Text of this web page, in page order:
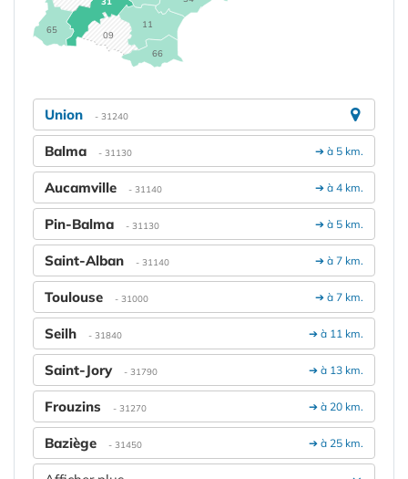
09
11
65
66
Union - 31240
➔ à 5 km.
Balma - 31130
➔ à 4 km.
Aucamville - 31140
➔ à 5 km.
Pin-Balma - 31130
➔ à 7 km.
Saint-Alban - 31140
➔ à 7 km.
Toulouse - 31000
➔ à 11 km.
Seilh - 31840
➔ à 13 km.
Saint-Jory - 31790
➔ à 20 km.
Frouzins - 31270
➔ à 25 km.
Baziège - 31450